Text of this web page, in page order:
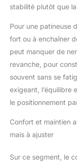
stabilité plutôt que
Pour une patineuse
fort ou à enchaîner
peut manquer de
revanche, pour
souvent sans se
exigeant, l’équilibre
le positionnement
Confort et maintien
mais à ajuster
Sur ce segment, le